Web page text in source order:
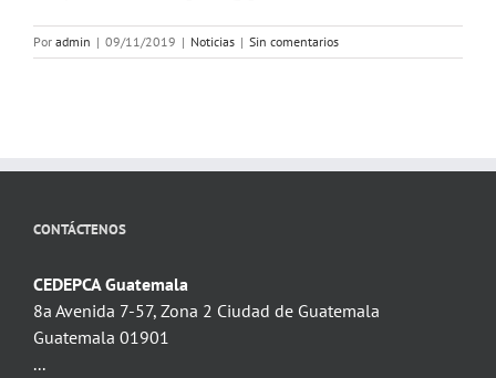
Por admin | 09/11/2019 | Noticias | Sin comentarios
CONTÁCTENOS
CEDEPCA Guatemala
8a Avenida 7-57, Zona 2 Ciudad de Guatemala
Guatemala 01901
...